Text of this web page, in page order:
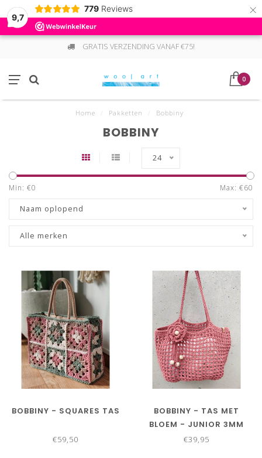
9,7
779 Reviews ×
GRATIS VERZENDING VANAF €75!
0
Home Pakketten Bobbiny
BOBBINY
24
Min: €0 Max: €60
Naam oplopend
Alle merken
BOBBINY - SQUARES TAS
€59,50
BOBBINY - TAS MET
BLOEM - JUNIOR 3MM
€39,95